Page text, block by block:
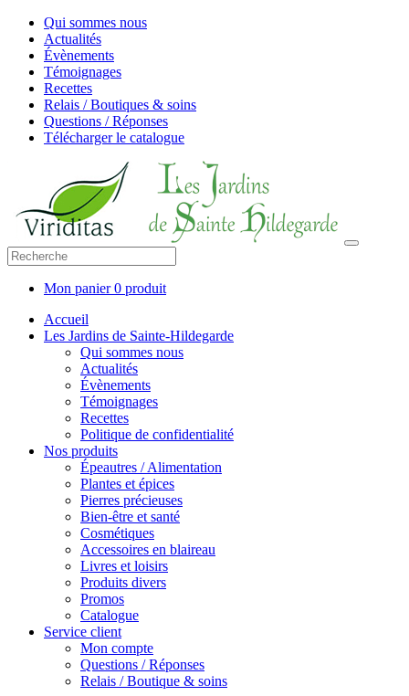
Qui sommes nous
Actualités
Évènements
Témoignages
Recettes
Relais / Boutiques & soins
Questions / Réponses
Télécharger le catalogue
Mon panier0 produit
Accueil
Les Jardins de Sainte-Hildegarde
Qui sommes nous
Actualités
Évènements
Témoignages
Recettes
Politique de confidentialité
Nos produits
Épeautres / Alimentation
Plantes et épices
Pierres précieuses
Bien-être et santé
Cosmétiques
Accessoires en blaireau
Livres et loisirs
Produits divers
Promos
Catalogue
Service client
Mon compte
Questions / Réponses
Relais / Boutique & soins